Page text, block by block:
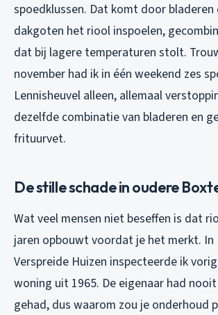
spoedklussen. Dat komt door bladeren
dakgoten het riool inspoelen,
dat bij lagere temperaturen stolt.
november had ik in één weekend zes
Lennisheuvel alleen, allemaal
dezelfde combinatie van bladeren en
frituurvet.
De stille schade in oudere
Wat veel mensen niet beseffen is dat
jaren opbouwt voordat je het merkt. In
Verspreide Huizen inspecteerde ik
woning uit 1965. De eigenaar had
gehad, dus waarom zou je onderhoud